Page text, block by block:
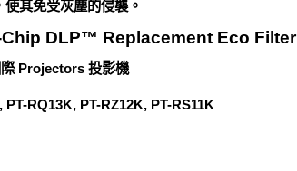
其免受灰塵的侵襲。
Chip DLP™ Replacement Eco Filter
Projectors 投影機
RQ13K, PT-RZ12K, PT-RS11K